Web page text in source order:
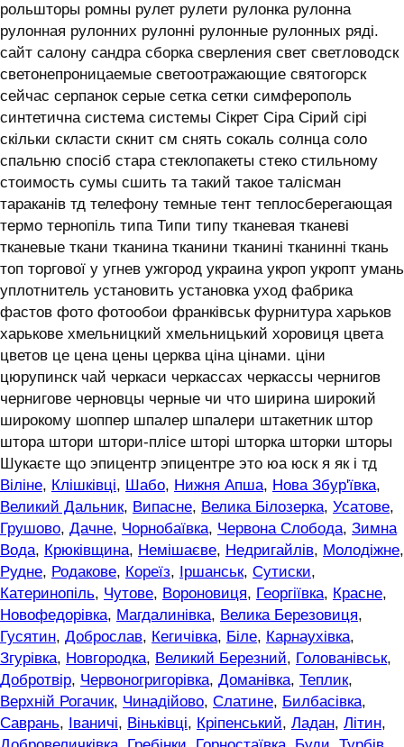
рольшторы ромны рулет рулети рулонка рулонна
рулонная рулонних рулонні рулонные рулонных ряді.
сайт салону сандра сборка сверления свет светловодск
светонепроницаемые светоотражающие святогорск
сейчас серпанок серые сетка сетки симферополь
синтетична система системы ‎Сікрет Сіра Сірий сірі
скільки скласти скнит см снять сокаль солнца соло
спальню спосіб стара стеклопакеты стеко стильному
стоимость сумы сшить та такий такое талісман
тараканів тд телефону темные тент теплосберегающая
термо тернопіль типа Типи типу тканевая тканеві
тканевые ткани тканина тканини тканині тканинні ткань
топ торгової у угнев ужгород украина укроп укропт умань
уплотнитель установить установка уход фабрика
фастов фото фотообои франківськ фурнитура харьков
харькове хмельницкий хмельницький хоровиця цвета
цветов це цена цены церква ціна цінами. ціни
цюрупинск чай черкаси черкассах черкассы чернигов
чернигове черновцы черные чи что ширина широкий
широкому шоппер шпалер шпалери штакетник штор
штора штори штори-плісе шторі шторка шторки шторы
Шукаєте що эпицентр эпицентре это юа юск я як і тд
Віліне, Клішківці, Шабо, Нижня Апша, Нова Збур'ївка,
Великий Дальник, Випасне, Велика Білозерка, Усатове,
Грушово, Дачне, Чорнобаївка, Червона Слобода, Зимна
Вода, Крюківщина, Немішаєве, Недригайлів, Молодіжне,
Рудне, Родакове, Кореїз, Іршанськ, Сутиски,
Катеринопіль, Чутове, Вороновиця, Георгіївка, Красне,
Новофедорівка, Магдалинівка, Велика Березовиця,
Гусятин, Доброслав, Кегичівка, Біле, Карнаухівка,
Згурівка, Новгородка, Великий Березний, Голованівськ,
Добротвір, Червоногригорівка, Доманівка, Теплик,
Верхній Рогачик, Чинадійово, Слатине, Билбасівка,
Саврань, Іваничі, Віньківці, Кріпенський, Ладан, Літин,